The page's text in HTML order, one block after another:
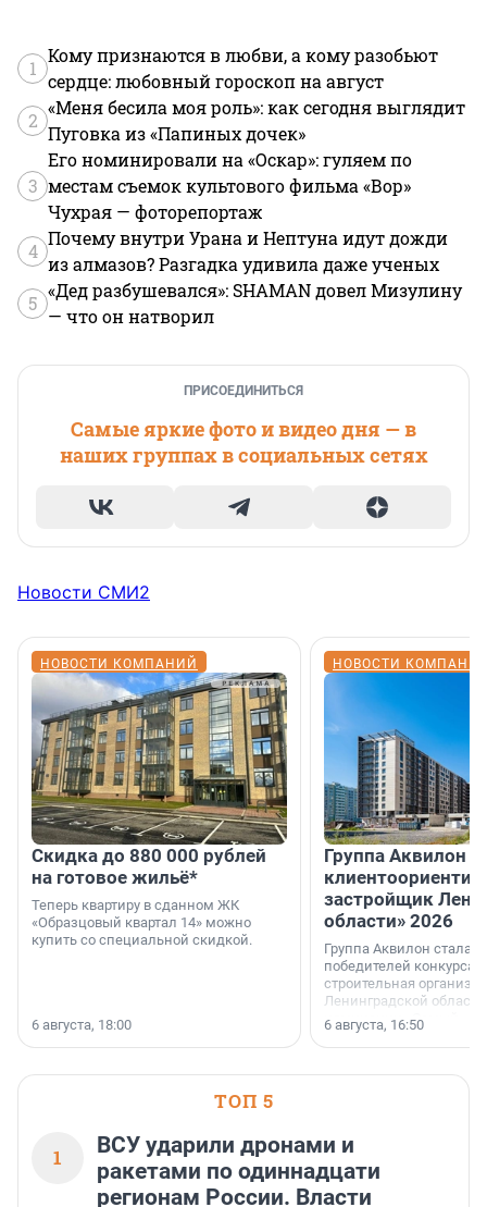
1
Кому признаются в любви, а кому разобьют
сердце: любовный гороскоп на август
2
«Меня бесила моя роль»: как сегодня выглядит
Пуговка из «Папиных дочек»
3
Его номинировали на «Оскар»: гуляем по
местам съемок культового фильма «Вор»
Чухрая — фоторепортаж
4
Почему внутри Урана и Нептуна идут дожди
из алмазов? Разгадка удивила даже ученых
5
«Дед разбушевался»: SHAMAN довел Мизулину
— что он натворил
ПРИСОЕДИНИТЬСЯ
Самые яркие фото и видео дня — в
наших группах в социальных сетях
Новости СМИ2
НОВОСТИ КОМПАНИЙ
Скидка до 880 000 рублей
на готовое жильё*
Теперь квартиру в сданном ЖК
«Образцовый квартал 14» можно
купить со специальной скидкой.
6 августа, 18:00
НОВОСТИ
Группа Аквилон
застройщик
области» 2026
Группа Аквилон стала
победителей конкурса
строительная
Ленинградской области
номинации «Самый
застройщик
6 августа, 16:50
ТОП 5
1
ВСУ ударили дронами и
ракетами по одиннадцати
регионам России. Власти